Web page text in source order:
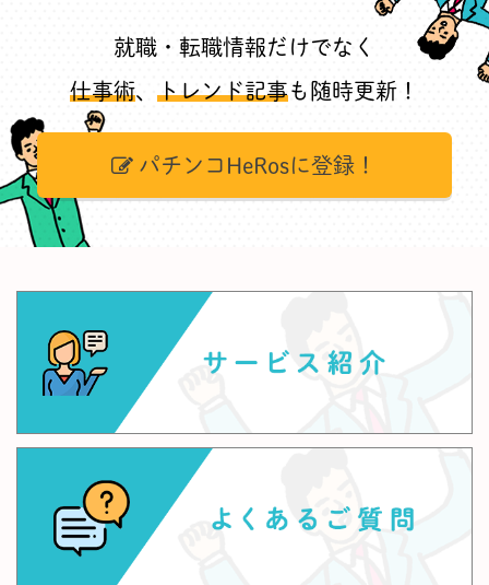
就職・転職情報だけでなく
仕事術、 トレンド記事も随時更新！
パチンコHeRosに登録！